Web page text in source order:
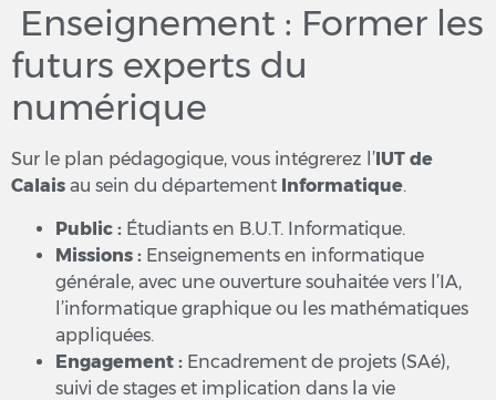
Enseignement : Former les
futurs experts du
numérique
Sur le plan pédagogique, vous intégrerez l’ IUT de
Calais au sein du département Informatique.
Public : Étudiants en B.U.T. Informatique.
Missions : Enseignements en informatique
générale, avec une ouverture souhaitée vers l’IA,
l’informatique graphique ou les mathématiques
appliquées.
Engagement : Encadrement de projets (SAé),
suivi de stages et implication dans la vie